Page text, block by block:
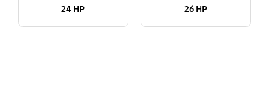
24 HP 26 HP